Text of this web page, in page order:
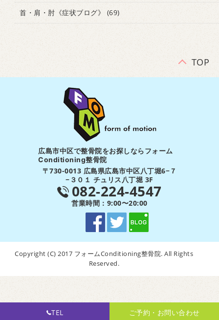
首・肩・肘《症状ブログ》 (69)
TOP
広島市中区で整骨院をお探しならフォーム
Conditioning整骨院
〒730-0013 広島県広島市中区八丁堀6−７
−３０１ チュリス八丁堀 3F
082-224-4547
営業時間：9:00〜20:00
Copyright (C) 2017 フォームConditioning整骨院. All Rights
Reserved.
TEL ご予約・お問い合わせ